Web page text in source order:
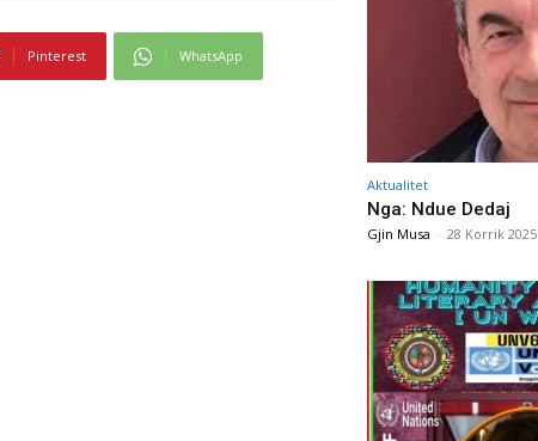
Pinterest WhatsApp
Aktualitet
Nga: Ndue Dedaj
Gjin Musa - 28 Korrik 2025